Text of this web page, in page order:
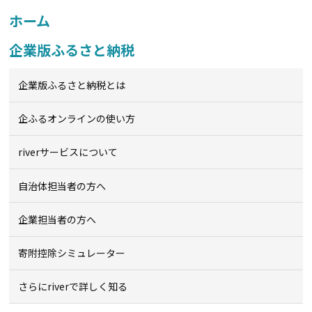
ホーム
企業版ふるさと納税
企業版ふるさと納税とは
企ふるオンラインの使い方
riverサービスについて
自治体担当者の方へ
企業担当者の方へ
寄附控除シミュレーター
さらにriverで詳しく知る